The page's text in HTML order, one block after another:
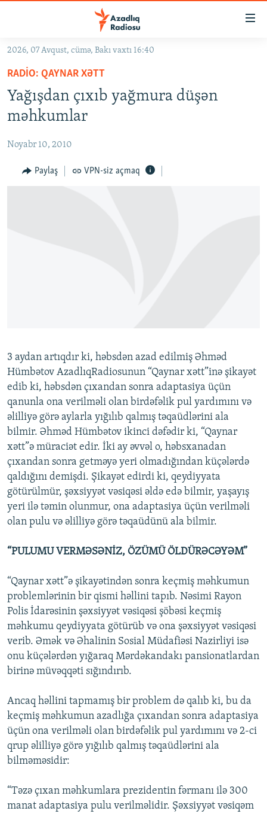
Əsas
qayıt
Əsas
naviqasiyaya
qayıt
Axtarışa
GÜNDƏM
#İZAHLA
KORRUPSIOMETR
FƏRQƏ BAX
QANUNI DOĞRU
BIZIMLƏ ƏLAQƏ
XƏBƏR BÜLLETENLƏRIMIZ
2026, 07 Avqust, cümə, Bakı vaxtı 16:40
RADIO: QAYNAR XƏTT
Yağışdan çıxıb yağmura düşən
məhkumlar
Noyabr 10, 2010
Paylaş VPN-siz açmaq
3 aydan artıqdır ki, həbsdən azad edilmiş Əhməd
Hümbətov AzadlıqRadiosunun “Qaynar xətt”inə şikayət
edib ki, həbsdən çıxandan sonra adaptasiya üçün
qanunla ona verilməli olan birdəfəlik pul yardımını və
əlilliyə görə aylarla yığılıb qalmış təqaüdlərini ala
bilmir. Əhməd Hümbətov ikinci dəfədir ki, “Qaynar
xətt”ə müraciət edir. İki ay əvvəl o, həbsxanadan
çıxandan sonra getməyə yeri olmadığından küçələrdə
qaldığını demişdi. Şikayət edirdi ki, qeydiyyata
götürülmür, şəxsiyyət vəsiqəsi əldə edə bilmir, yaşayış
yeri ilə təmin olunmur, ona adaptasiya üçün verilməli
olan pulu və əlilliyə görə təqaüdünü ala bilmir.
“PULUMU VERMƏSƏNİZ, ÖZÜMÜ ÖLDÜRƏCƏYƏM”
“Qaynar xətt”ə şikayətindən sonra keçmiş məhkumun
problemlərinin bir qismi həllini tapıb. Nəsimi Rayon
Polis İdarəsinin şəxsiyyət vəsiqəsi şöbəsi keçmiş
məhkumu qeydiyyata götürüb və ona şəxsiyyət vəsiqəsi
verib. Əmək və Əhalinin Sosial Müdafiəsi Nazirliyi isə
onu küçələrdən yığaraq Mərdəkandakı pansionatlardan
birinə müvəqqəti sığındırıb.
Ancaq həllini tapmamış bir problem də qalıb ki, bu da
keçmiş məhkumun azadlığa çıxandan sonra adaptasiya
üçün ona verilməli olan birdəfəlik pul yardımını və 2-ci
qrup əlilliyə görə yığılıb qalmış təqaüdlərini ala
bilməməsidir:
“Təzə çıxan məhkumlara prezidentin fərmanı ilə 300
manat adaptasiya pulu verilməlidir. Şəxsiyyət vəsiqəm